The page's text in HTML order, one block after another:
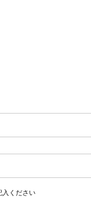
入ください